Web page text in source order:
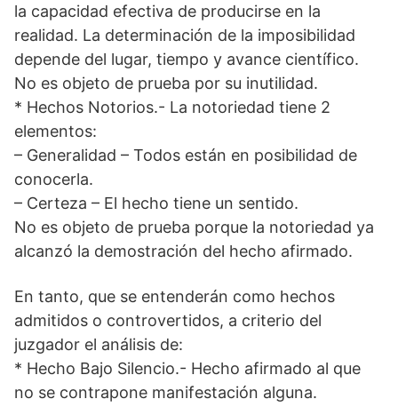
la capacidad efectiva de producirse en la
realidad. La determinación de la imposibilidad
depende del lugar, tiempo y avance científico.
No es objeto de prueba por su inutilidad.
* Hechos Notorios.- La notoriedad tiene 2
elementos:
– Generalidad – Todos están en posibilidad de
conocerla.
– Certeza – El hecho tiene un sentido.
No es objeto de prueba porque la notoriedad ya
alcanzó la demostración del hecho afirmado.
En tanto, que se entenderán como hechos
admitidos o controvertidos, a criterio del
juzgador el análisis de:
* Hecho Bajo Silencio.- Hecho afirmado al que
no se contrapone manifestación alguna.